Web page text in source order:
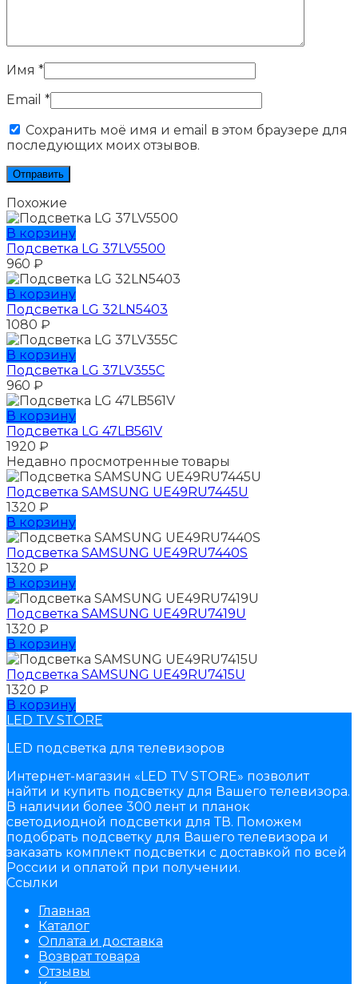
Имя *
Email *
Сохранить моё имя и email в этом браузере для
последующих моих отзывов.
Похожие
В корзину
Подсветка LG 37LV5500
960 ₽
В корзину
Подсветка LG 32LN5403
1080 ₽
В корзину
Подсветка LG 37LV355C
960 ₽
В корзину
Подсветка LG 47LB561V
1920 ₽
Недавно просмотренные товары
Подсветка SAMSUNG UЕ49RU7445U
1320 ₽
В корзину
Подсветка SAMSUNG UЕ49RU7440S
1320 ₽
В корзину
Подсветка SAMSUNG UЕ49RU7419U
1320 ₽
В корзину
Подсветка SAMSUNG UЕ49RU7415U
1320 ₽
В корзину
LED TV STORE
LED подсветка для телевизоров
Интернет-магазин «LED TV STORE» позволит
найти и купить подсветку для Вашего телевизора.
В наличии более 300 лент и планок
светодиодной подсветки для ТВ. Поможем
подобрать подсветку для Вашего телевизора и
заказать комплект подсветки с доставкой по всей
России и оплатой при получении.
Ссылки
Главная
Каталог
Оплата и доставка
Возврат товара
Отзывы